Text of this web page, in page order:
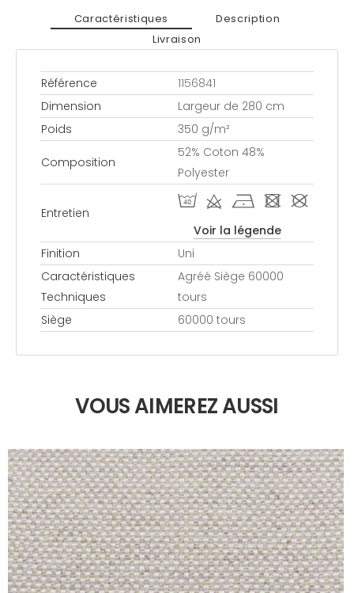
Caractéristiques
Description
Livraison
Référence
1156841
Dimension
Largeur de 280 cm
Poids
350 g/m²
Composition
52% Coton 48%
Polyester
Entretien
I d h - #
Voir la légende
Finition
Uni
Caractéristiques
Techniques
Agréé Siège 60000
tours
Siège
60000 tours
VOUS AIMEREZ AUSSI